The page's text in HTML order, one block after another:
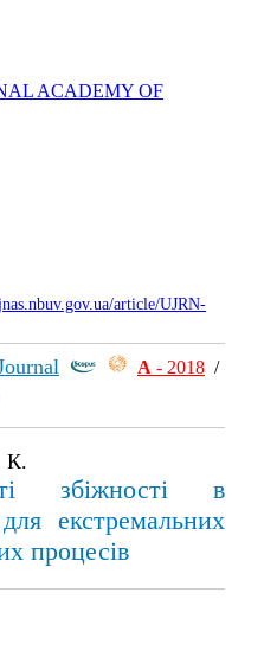
ACADEMY OF
article/UJRN-
А - 2018 /
К.
збіжності в
екстремальних
процесів